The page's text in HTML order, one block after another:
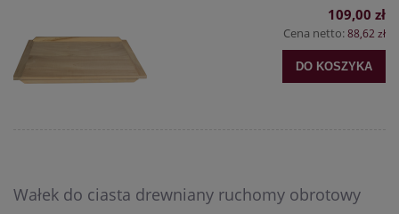
109,00 zł
Cena netto:88,62 zł
DO KOSZYKA
Wałek do ciasta drewniany ruchomy obrotowy